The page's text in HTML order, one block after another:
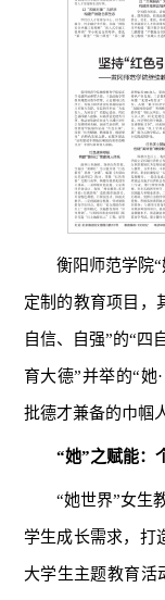
衡阳师范学院
定制的教育项目，
自信、自强”的“
育大德”并举的“她
批德才兼备的巾帼
“她”之赋能：
“她世界”女生
学生成长需求，打
大学生主题教育活